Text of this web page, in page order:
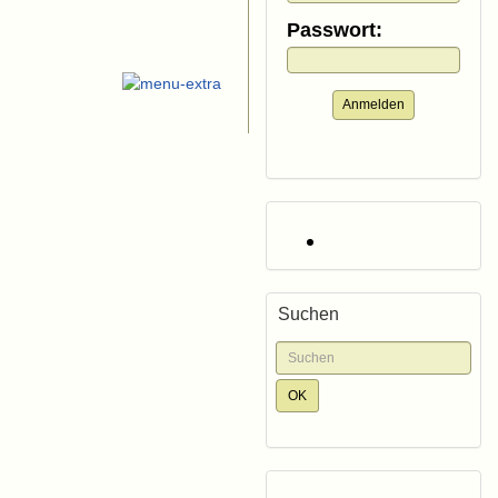
Passwort:
Anmelden
Suchen